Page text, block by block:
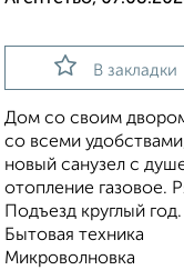
В закладки
Дом со своим
со всеми
новый санузел с
отопление газовое.
Подъезд круглый
Бытовая техника
Микроволновка